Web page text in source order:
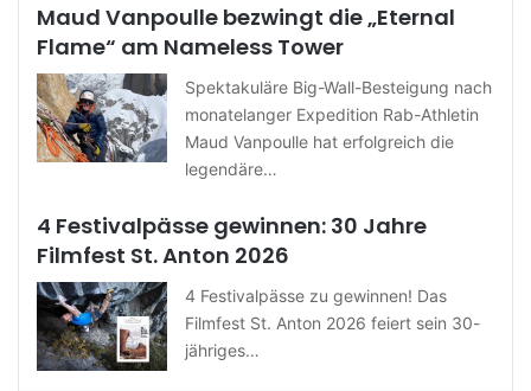
Maud Vanpoulle bezwingt die „Eternal
Flame“ am Nameless Tower
Spektakuläre Big-Wall-Besteigung nach
monatelanger Expedition Rab-Athletin
Maud Vanpoulle hat erfolgreich die
legendäre…
4 Festivalpässe gewinnen: 30 Jahre
Filmfest St. Anton 2026
4 Festivalpässe zu gewinnen! Das
Filmfest St. Anton 2026 feiert sein 30-
jähriges…